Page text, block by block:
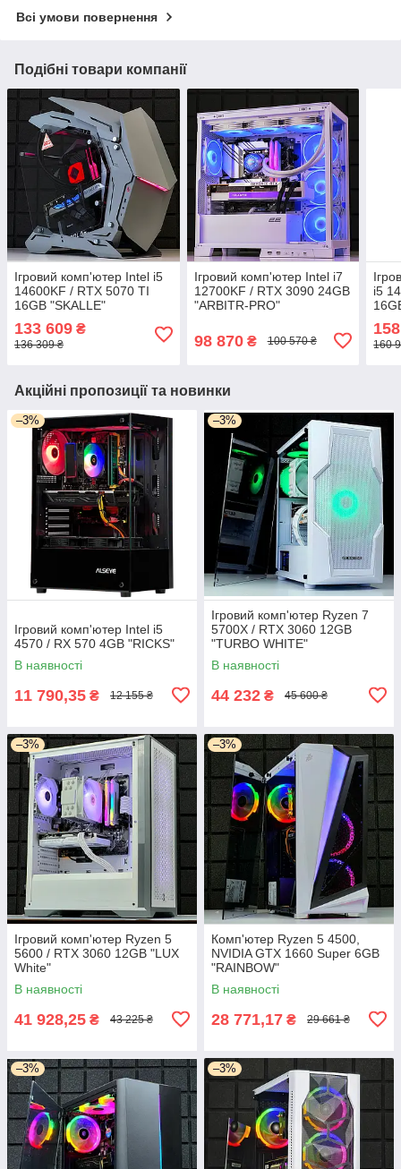
Всі умови повернення
Подібні товари компанії
Ігровий комп'ютер Intel i5
14600KF / RTX 5070 TI
16GB "SKALLE"
133 609 ₴
136 309 ₴
Ігровий комп'ютер Intel i7
12700KF / RTX 3090 24GB
"ARBITR-PRO"
98 870₴ 100 570 ₴
i5
160
Акційні пропозиції та новинки
–3%
Ігровий комп'ютер Intel i5
4570 / RX 570 4GB "RICKS"
В наявності
11 790,35 ₴ 12 155 ₴
–3%
Ігровий комп'ютер Ryzen 7
5700X / RTX 3060 12GB
"TURBO WHITE"
В наявності
44 232 ₴ 45 600 ₴
–3%
Ігровий комп'ютер Ryzen 5
5600 / RTX 3060 12GB "LUX
White"
В наявності
41 928,25 ₴ 43 225 ₴
–3%
Комп'ютер Ryzen 5 4500,
NVIDIA GTX 1660 Super 6GB
"RAINBOW"
В наявності
28 771,17 ₴ 29 661 ₴
–3% –3%